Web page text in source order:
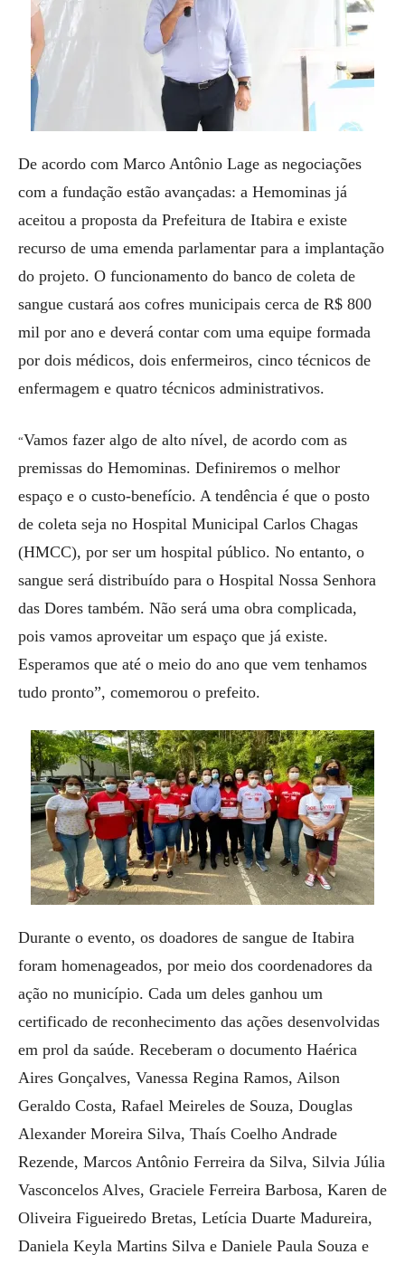
De acordo com Marco Antônio Lage as negociações
com a fundação estão avançadas: a Hemominas já
aceitou a proposta da Prefeitura de Itabira e existe
recurso de uma emenda parlamentar para a implantação
do projeto. O funcionamento do banco de coleta de
sangue custará aos cofres municipais cerca de R$ 800
mil por ano e deverá contar com uma equipe formada
por dois médicos, dois enfermeiros, cinco técnicos de
enfermagem e quatro técnicos administrativos.
“Vamos fazer algo de alto nível, de acordo com as
premissas do Hemominas. Definiremos o melhor
espaço e o custo-benefício. A tendência é que o posto
de coleta seja no Hospital Municipal Carlos Chagas
(HMCC), por ser um hospital público. No entanto, o
sangue será distribuído para o Hospital Nossa Senhora
das Dores também. Não será uma obra complicada,
pois vamos aproveitar um espaço que já existe.
Esperamos que até o meio do ano que vem tenhamos
tudo pronto”, comemorou o prefeito.
Durante o evento, os doadores de sangue de Itabira
foram homenageados, por meio dos coordenadores da
ação no município. Cada um deles ganhou um
certificado de reconhecimento das ações desenvolvidas
em prol da saúde. Receberam o documento Haérica
Aires Gonçalves, Vanessa Regina Ramos, Ailson
Geraldo Costa, Rafael Meireles de Souza, Douglas
Alexander Moreira Silva, Thaís Coelho Andrade
Rezende, Marcos Antônio Ferreira da Silva, Silvia Júlia
Vasconcelos Alves, Graciele Ferreira Barbosa, Karen de
Oliveira Figueiredo Bretas, Letícia Duarte Madureira,
Daniela Keyla Martins Silva e Daniele Paula Souza e